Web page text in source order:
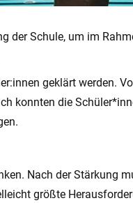
Schule, um im
geklärt werden.
konnten die
Nach der Stärkung
größte